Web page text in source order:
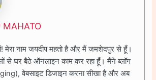
MAHATO
मेरा नाम जयदीप महतो है और मैं जमशेदपुर से हूँ।
से घर बैठे ऑनलाइन काम कर रहा हूँ। मैंने ब्लॉग
वेबसाइट डिजाइन करना सीखा है और अब